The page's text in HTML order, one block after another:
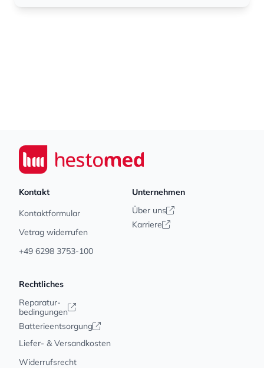
Seiwert GmbH
Kontakt
Kontaktformular
Vetrag widerrufen
+49 6298 3753-100
Unternehmen
Über uns
Karriere
Rechtliches
Reparatur-
bedingungen
Batterieentsorgung
Liefer- & Versandkosten
Widerrufsrecht